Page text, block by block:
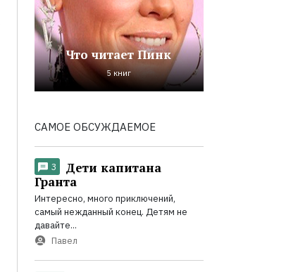
Что читает Пинк
5 книг
САМОЕ ОБСУЖДАЕМОЕ
3
Дети капитана
Гранта
Интересно, много приключений,
самый нежданный конец. Детям не
давайте...
Павел